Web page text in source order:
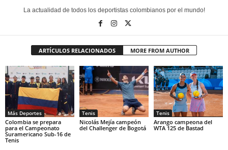
La actualidad de todos los deportistas colombianos por el mundo!
ARTÍCULOS RELACIONADOS MORE FROM AUTHOR
Más Deportes
Colombia se prepara
para el Campeonato
Suramericano Sub-16 de
Tenis
Tenis
Nicolás Mejía campeón
del Challenger de Bogotá
Tenis
Arango campeona del
WTA 125 de Bastad